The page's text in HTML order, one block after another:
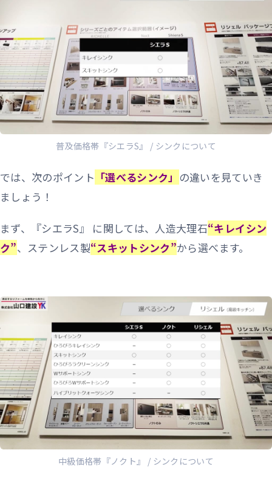
普及価格帯『シエラS』 / シンクについて
では、次のポイント 「選べるシンク」 の違いを見ていき
ましょう！
まず、『シエラS』 に関しては、人造大理石“キレイシン
ク”、ステンレス製“スキットシンク”から選べます。
中級価格帯『ノクト』 / シンクについて